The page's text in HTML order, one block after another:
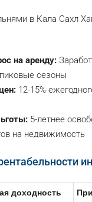
в Кала Сахл
на аренду:
сезоны
12-15%
5-летнее
на недвижимость
доходность